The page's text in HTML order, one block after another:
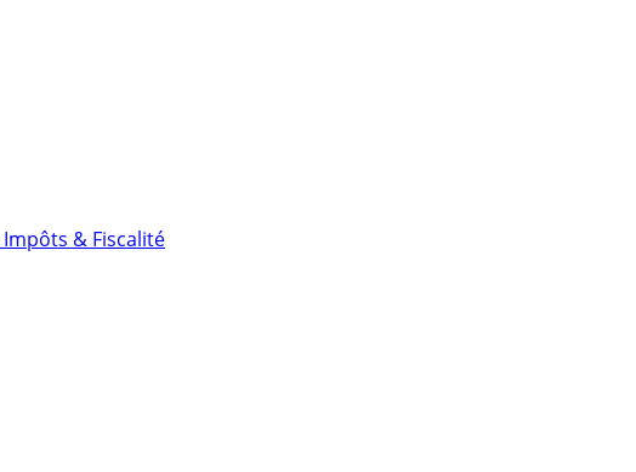
Impôts & Fiscalité